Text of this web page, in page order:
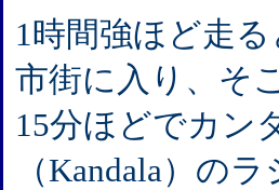
1時間強ほど走
市街に入り、そ
15分ほどでカン
（Kandala）の